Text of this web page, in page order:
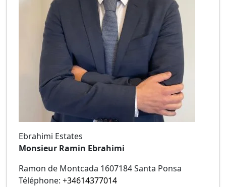
Ebrahimi Estates
Monsieur Ramin Ebrahimi
Ramon de Montcada 1607184 Santa Ponsa
Téléphone: +34614377014